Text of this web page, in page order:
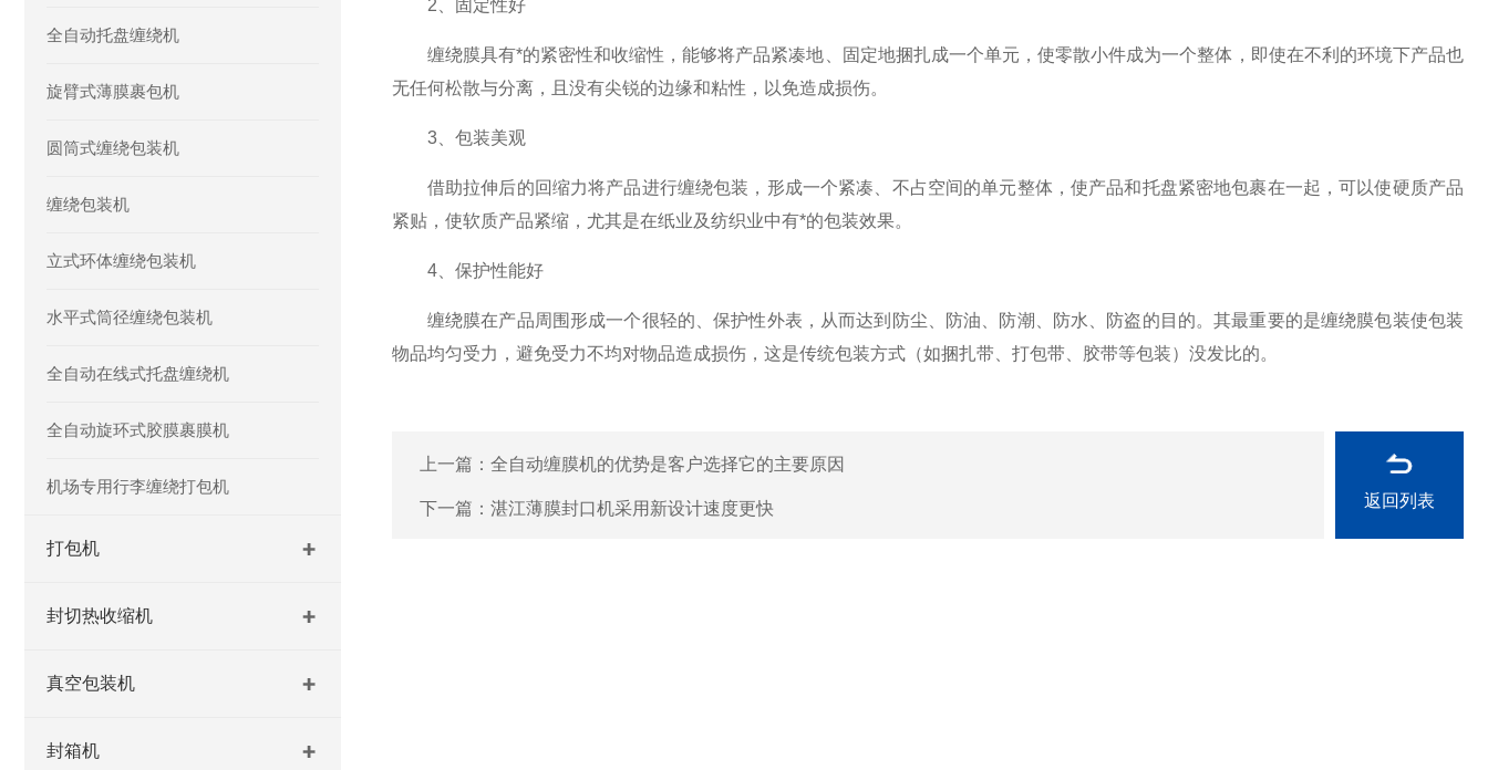
全自动托盘缠绕机
旋臂式薄膜裹包机
圆筒式缠绕包装机
缠绕包装机
立式环体缠绕包装机
水平式筒径缠绕包装机
全自动在线式托盘缠绕机
全自动旋环式胶膜裹膜机
机场专用行李缠绕打包机
打包机
封切热收缩机
真空包装机
封箱机
2、固定性好
缠绕膜具有*的紧密性和收缩性，能够将产品紧凑地、固定地捆扎成一个单元，使零散小件成为一个整体，即使在不利的环境下产品也
无任何松散与分离，且没有尖锐的边缘和粘性，以免造成损伤。
3、包装美观
借助拉伸后的回缩力将产品进行缠绕包装，形成一个紧凑、不占空间的单元整体，使产品和托盘紧密地包裹在一起，可以使硬质产品
紧贴，使软质产品紧缩，尤其是在纸业及纺织业中有*的包装效果。
4、保护性能好
缠绕膜在产品周围形成一个很轻的、保护性外表，从而达到防尘、防油、防潮、防水、防盗的目的。其最重要的是缠绕膜包装使包装
物品均匀受力，避免受力不均对物品造成损伤，这是传统包装方式（如捆扎带、打包带、胶带等包装）没发比的。
上一篇： 全自动缠膜机的优势是客户选择它的主要原因
下一篇： 湛江薄膜封口机采用新设计速度更快 返回列表